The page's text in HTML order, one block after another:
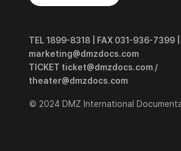
TEL 1899-8318 | FAX 031-936-7399 |
marketing@dmzdocs.com
TICKET ticket@dmzdocs.com /
theater@dmzdocs.com
© 2024 DMZ International